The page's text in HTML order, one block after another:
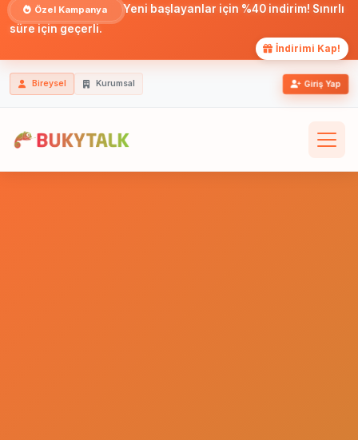
Özel Kampanya
Yeni başlayanlar için %40 indirim! Sınırlı
süre için geçerli.
İndirimi Kap!
Bireysel Kurumsal Giriş Yap